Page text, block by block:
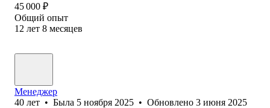
45 000 ₽
Общий опыт
12 лет 8 месяцев
Менеджер
40 лет • Была 5 ноября 2025 • Обновлено 3 июня 2025